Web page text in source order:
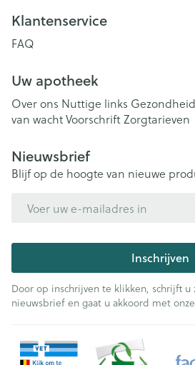
Klantenservice
FAQ
Uw apotheek
Over ons Nuttige links
van wachtVoorschriftZorgtarieven
Nieuwsbrief
Blijf op de hoogte van nieuwe
Inschrijven
Door op inschrijven te klikken, schrijft u
nieuwsbrief en gaat u akkoord met onze